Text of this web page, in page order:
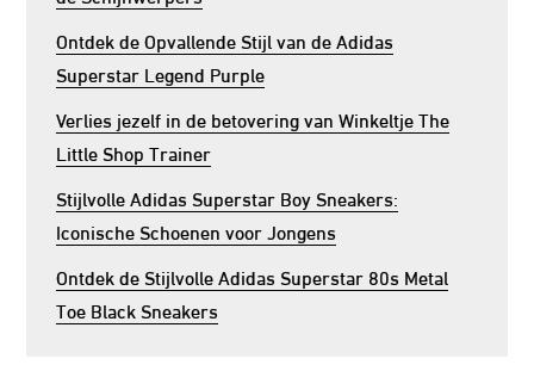
Ontdek de Opvallende Stijl van de Adidas
Superstar Legend Purple
Verlies jezelf in de betovering van Winkeltje The
Little Shop Trainer
Stijlvolle Adidas Superstar Boy Sneakers:
Iconische Schoenen voor Jongens
Ontdek de Stijlvolle Adidas Superstar 80s Metal
Toe Black Sneakers